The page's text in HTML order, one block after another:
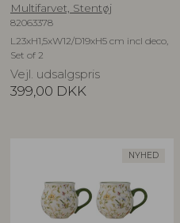
Multifarvet, Stentøj
82063378
L23xH1,5xW12/D19xH5 cm incl deco,
Set of 2
Vejl. udsalgspris
399,00 DKK
NYHED